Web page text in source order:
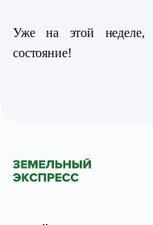
Уже на этой неделе,
состояние!